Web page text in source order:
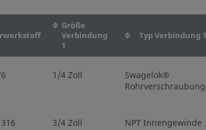
Größe
Verbindung
1
Typ Verbindung 1
1/4 Zoll
Swagelok®
Rohrverschraubung
3/4 Zoll NPT Innengewinde